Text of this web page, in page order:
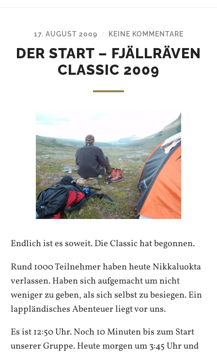
17. AUGUST 2009 / KEINE KOMMENTARE
DER START – FJÄLLRÄVEN
CLASSIC 2009
Endlich ist es soweit. Die Classic hat begonnen.
Rund 1000 Teilnehmer haben heute Nikkaluokta
verlassen. Haben sich aufgemacht um nicht
weniger zu geben, als sich selbst zu besiegen. Ein
lappländisches Abenteuer liegt vor uns.
Es ist 12:50 Uhr. Noch 10 Minuten bis zum Start
unserer Gruppe. Heute morgen um 3:45 Uhr und